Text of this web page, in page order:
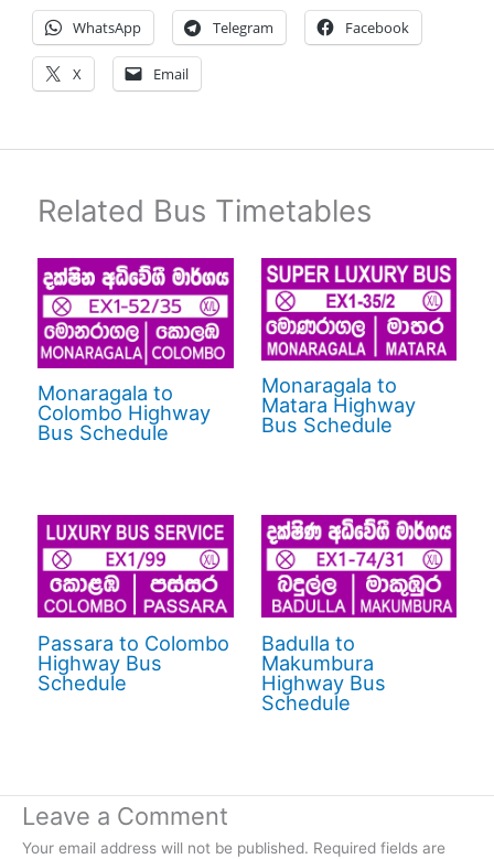
WhatsApp Telegram Facebook
X Email
Related Bus Timetables
Monaragala to
Colombo Highway
Bus Schedule
Monaragala to
Matara Highway
Bus Schedule
Passara to Colombo
Highway Bus
Schedule
Badulla to
Makumbura
Highway Bus
Schedule
Leave a Comment
Your email address will not be published. Required fields are